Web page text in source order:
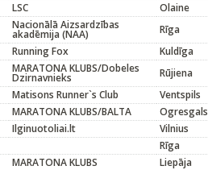
LSC Olaine
Nacionālā Aizsardzības
akadēmija (NAA) Rīga
Running Fox Kuldīga
MARATONA KLUBS/Dobeles
Dzirnavnieks Rūjiena
Matisons Runner`s Club Ventspils
MARATONA KLUBS/BALTA Ogresgals
Ilginuotoliai.lt Vilnius
Rīga
MARATONA KLUBS Liepāja